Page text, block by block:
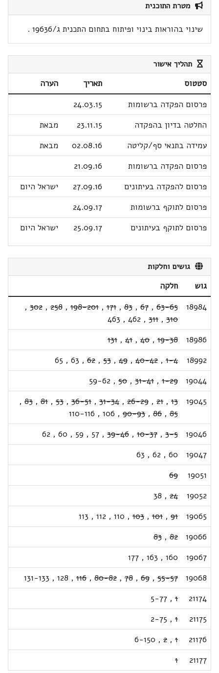
מטרת התוכנית
שינוי בהוראות בינוי ופיתוח בתחום התכנית ג/19636 .
תהליך אישור
סטטוס תאריך
הערה
פרסום הפקדה ברשומות
24.03.15
החלטה בדיון בהפקדה
23.11.15
מבאת
עמידה בתנאי סף/קליטה
02.08.16
מבאת
פרסום הפקדה ברשומות
21.09.16
פרסום להפקדה בעיתונים
27.09.16
ישראל היום
פרסום לתוקף ברשומות
24.09.17
פרסום לתוקף בעיתונים
25.09.17 ישראל היום
גושים וחלקות
גוש
חלקה
18984
63-65
,
67
,
83
,
171
,
198-201
,
258
,
302
,
310
,
311
,
462
,
463
18986
19-38
,
40
,
41
,
131
18992
1-4
,
40-42
,
49
,
53
,
62
,
63
,
65
19044
1-29
,
31-41
,
50
,
59-62
19045
13
,
21
,
26-29
,
31-34
,
36-51
,
53
,
81
,
83
,
85
,
86
,
90-93
,
106
,
110-116
19046
3-5
,
10-37
,
39-46
,
57
,
59
,
60
,
62
19047
60
,
62
,
63
19051
69
19052
24
,
38
19065
91
,
101
,
103
,
110
,
112
,
113
19066
82
,
83
19067
160
,
163
,
177
19068
55-57
,
69
,
78
,
80-82
,
116
,
128
,
131-133
21174
1
,
5-77
21175
1
,
2-75
21176
1
,
2
,
6-150
21177
1